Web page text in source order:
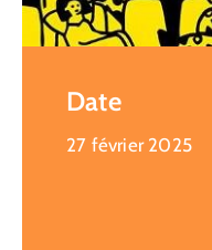
Date
27 février 2025